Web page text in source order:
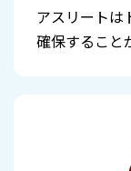
アスリートは
確保すること